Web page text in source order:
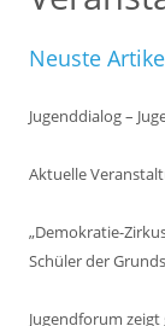
Neuste
Jugenddialog –
Aktuelle
„Demokratie-
Schüler der
Jugendforum